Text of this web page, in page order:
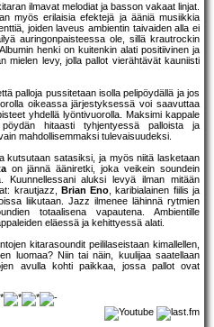
ilmavat melodiat ja basson vakaat linjat.
myös erilaisia efektejä ja ääniä musiikkia
joiden laveus ambientin taivaiden alla ei
auringonpaisteessa ole, sillä krautrockin
henki on kuitenkin alati positiivinen ja
mielen levy, jolla pallot vierähtävät kauniisti
palloja pussitetaan isolla pelipöydällä ja jos
oikeassa järjestyksessä voi saavuttaa
yhdellä lyöntivuorolla. Maksimi kappale
hitaasti tyhjentyessä palloista ja
mahdollisemmaksi tulevaisuudeksi.
kutsutaan satasiksi, ja myös niitä lasketaan
on jännä ääniretki, joka veikein soundein
Kuunnellessani aluksi levyä ilman mitään
krautjazz, Brian Eno, karibialainen fiilis ja
liikutaan. Jazz ilmenee lähinnä rytmien
totaalisena vapautena. Ambientille
eläessä ja kehittyessä alati.
kitarasoundit peililaseistaan kimallellen,
luomaa? Niin tai näin, kuulijaa saatellaan
avulla kohti paikkaa, jossa pallot ovat